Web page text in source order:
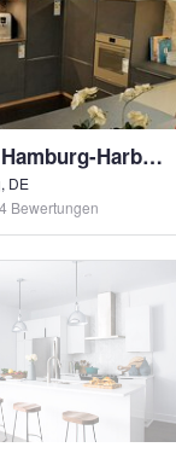
Küche&Co Hamburg-Harburg
DE
Bewertungen